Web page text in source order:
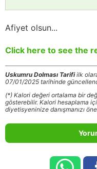
Afiyet olsun...
Click here to see the
Uskumru Dolması Tarifiilk
07/01/2025 tarihinde
(*) Kalori değeri ortalama bir
gösterebilir. Kalori hesaplama
diyetisyeninize danışmanızı